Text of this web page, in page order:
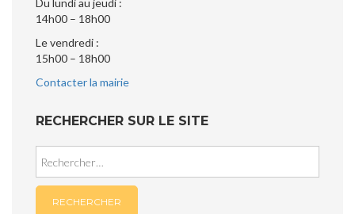
Du lundi au jeudi :
14h00 – 18h00
Le vendredi :
15h00 – 18h00
Contacter la mairie
RECHERCHER SUR LE SITE